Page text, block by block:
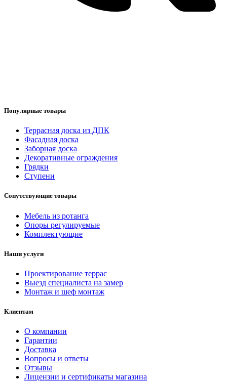
Популярные товары
Террасная доска из ДПК
Фасадная доска
Заборная доска
Декоративные ограждения
Грядки
Ступени
Сопутствующие товары
Мебель из ротанга
Опоры регулируемые
Комплектующие
Наши услуги
Проектирование террас
Выезд специалиста на замер
Монтаж и шеф монтаж
Клиентам
О компании
Гарантии
Доставка
Вопросы и ответы
Отзывы
Лицензии и сертификаты магазина